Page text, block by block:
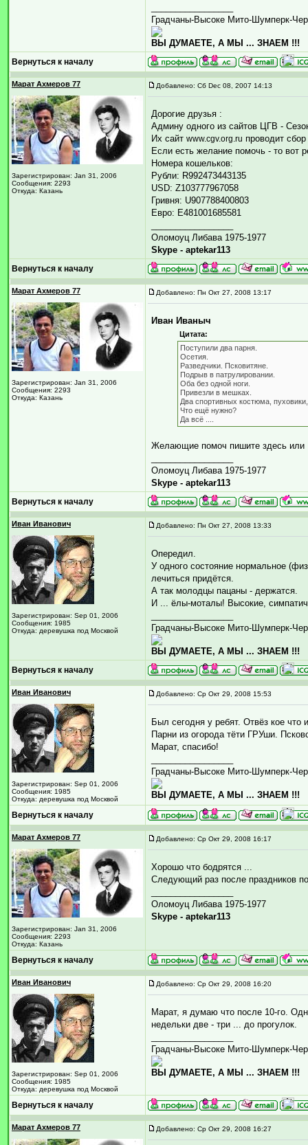
Градчаны-Высоке Мито-Шумперк-
ВЫ ДУМАЕТЕ, А МЫ ... ЗНАЕМ !!!
Вернуться к началу
Марат Ахмеров 77
Зарегистрирован: Jan 31, 2006
Сообщения: 2293
Откуда: Казань
Добавлено: Сб Dec 08, 2007 14:13
Дорогие друзья :
Админу одного из сайтов ЦГВ -
Их сайт www.cgv.org.ru проводит
Если есть желание помочь - то вот
Номера кошельков:
Рубли: R992473443135
USD: Z103777967058
Гривня: U907788400803
Евро: E481001685581
Оломоуц Либава 1975-1977
Skype - aptekar113
Вернуться к началу
Марат Ахмеров 77
Зарегистрирован: Jan 31, 2006
Сообщения: 2293
Откуда: Казань
Добавлено: Пн Окт 27, 2008 13:17
Иван Иваныч
Цитата:
Поступили два парня.
Осетия.
Разведчики. Псковитяне.
Подрыв в патрулировании.
Оба без одной ноги.
Привезли в мешках.
Два спортивных костюма,
Что ещё нужно?
Да всё ....
Желающие помоч пишите здесь или
Оломоуц Либава 1975-1977
Skype - aptekar113
Вернуться к началу
Иван Иванович
Зарегистрирован: Sep 01, 2006
Сообщения: 1985
Откуда: деревушка под Москвой
Добавлено: Пн Окт 27, 2008 13:33
Опередил.
У одного состояние нормальное
лечиться придётся.
А так молодцы пацаны - держатся.
И ... ёлы-моталы! Высокие,
Градчаны-Высоке Мито-Шумперк-
ВЫ ДУМАЕТЕ, А МЫ ... ЗНАЕМ !!!
Вернуться к началу
Иван Иванович
Зарегистрирован: Sep 01, 2006
Сообщения: 1985
Откуда: деревушка под Москвой
Добавлено: Ср Окт 29, 2008 15:53
Был сегодня у ребят. Отвёз кое что
Парни из огорода тёти ГРУши.
Марат, спасибо!
Градчаны-Высоке Мито-Шумперк-
ВЫ ДУМАЕТЕ, А МЫ ... ЗНАЕМ !!!
Вернуться к началу
Марат Ахмеров 77
Зарегистрирован: Jan 31, 2006
Сообщения: 2293
Откуда: Казань
Добавлено: Ср Окт 29, 2008 16:17
Хорошо что бодрятся ...
Следующий раз после праздников
Оломоуц Либава 1975-1977
Skype - aptekar113
Вернуться к началу
Иван Иванович
Зарегистрирован: Sep 01, 2006
Сообщения: 1985
Откуда: деревушка под Москвой
Добавлено: Ср Окт 29, 2008 16:20
Марат, я думаю что после 10-го.
недельки две - три ... до прогулок.
Градчаны-Высоке Мито-Шумперк-
ВЫ ДУМАЕТЕ, А МЫ ... ЗНАЕМ !!!
Вернуться к началу
Марат Ахмеров 77 Добавлено: Ср Окт 29, 2008 16:27